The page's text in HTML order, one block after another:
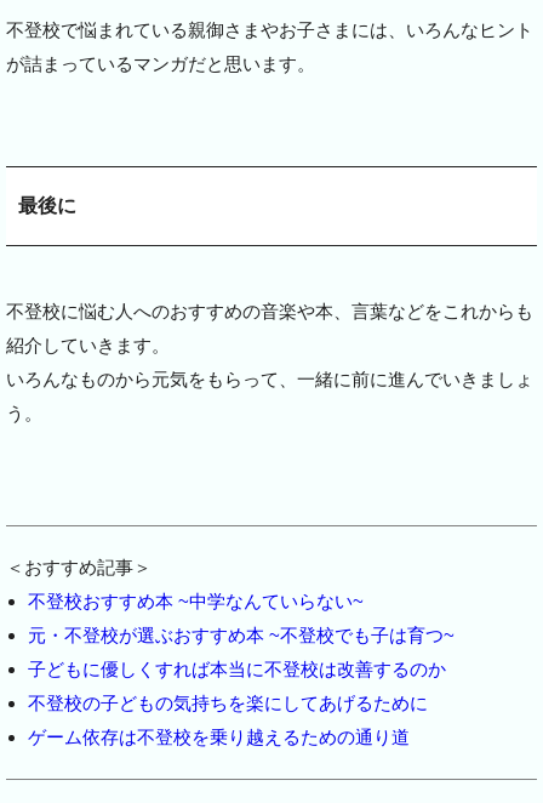
不登校で悩まれている親御さまやお子さまには、いろんなヒント
が詰まっているマンガだと思います。
最後に
不登校に悩む人へのおすすめの音楽や本、言葉などをこれからも
紹介していきます。
いろんなものから元気をもらって、一緒に前に進んでいきましょ
う。
＜おすすめ記事＞
不登校おすすめ本 ~中学なんていらない~
元・不登校が選ぶおすすめ本 ~不登校でも子は育つ~
子どもに優しくすれば本当に不登校は改善するのか
不登校の子どもの気持ちを楽にしてあげるために
ゲーム依存は不登校を乗り越えるための通り道